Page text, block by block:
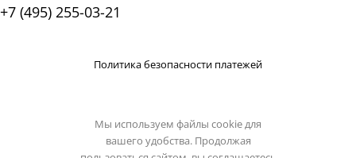
+7 (495) 255-03-21
Политика безопасности платежей
Мы используем файлы cookie для
вашего удобства. Продолжая